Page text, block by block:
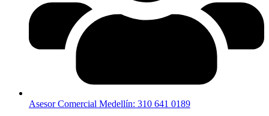
Asesor Comercial Medellín: 310 641 0189